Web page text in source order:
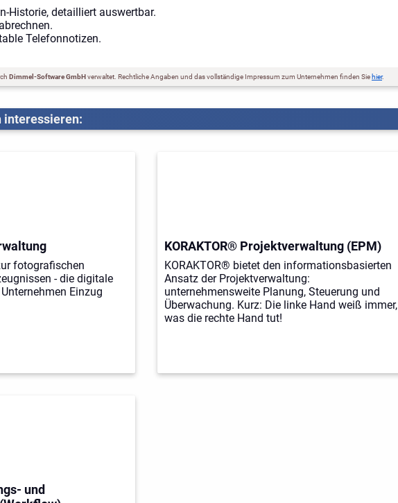
Historie, detailliert auswertbar.
Telefonnotizen.
Dimmel-Software GmbHverwaltet. Rechtliche Angaben und das vollständige Impressum zum Unternehmen finden Sie hier.
interessieren:
fotografischen
- die digitale
Einzug
KORAKTOR® Projektverwaltung (EPM)
KORAKTOR® bietet den informationsbasierten
Ansatz der Projektverwaltung:
unternehmensweite Planung, Steuerung und
Überwachung. Kurz: Die linke Hand weiß immer,
was die rechte Hand tut!
und